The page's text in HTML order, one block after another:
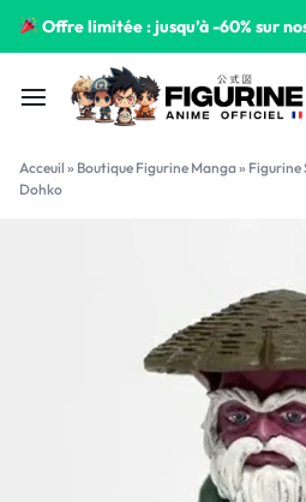
Offre limitée : jusqu’à -60% sur
Acceuil » Boutique Figurine Manga» Figurine
Dohko